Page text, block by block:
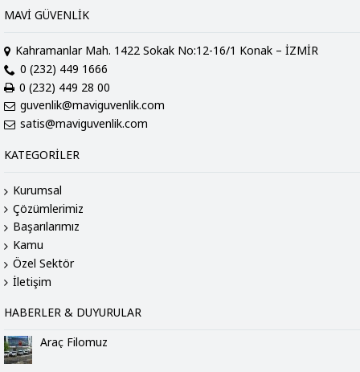
MAVI GÜVENLIK
Kahramanlar Mah. 1422 Sokak No:12-16/1 Konak – İZMİR
0 (232) 449 1666
0 (232) 449 28 00
guvenlik@maviguvenlik.com
satis@maviguvenlik.com
KATEGORILER
Kurumsal
Çözümlerimiz
Başarılarımız
Kamu
Özel Sektör
İletişim
HABERLER & DUYURULAR
Araç Filomuz